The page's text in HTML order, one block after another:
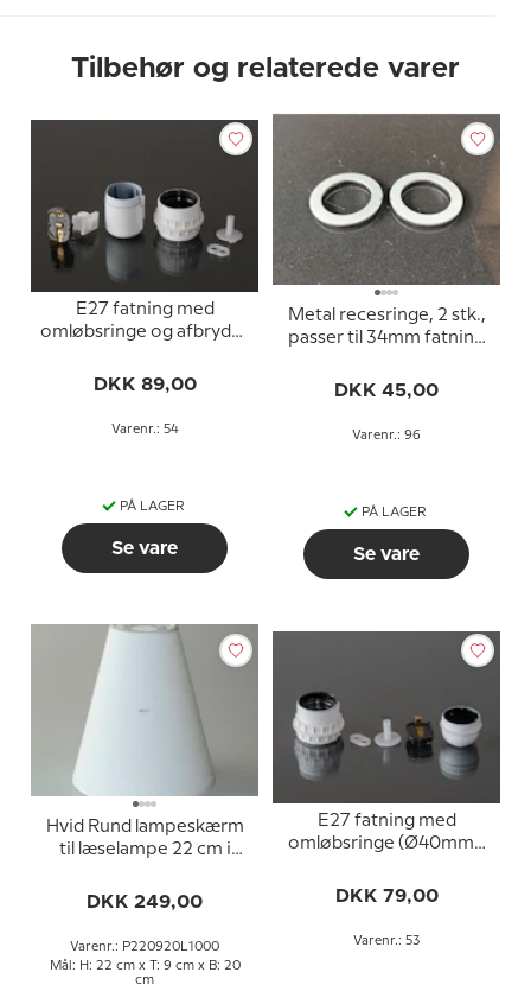
Tilbehør og relaterede varer
E27 fatning med
omløbsringe og afbryder
DKK 89,00
Varenr.: 54
PÅ LAGER
Se vare
Metal recesringe, 2 stk.,
passer til 34mm fatning
DKK 45,00
Varenr.: 96
PÅ LAGER
Se vare
Hvid Rund lampeskærm
til læselampe 22 cm i
med gevind og
DKK 249,00
Varenr.: P220920L1000
Mål: H: 22 cm x T: 9 cm x B: 20
cm
E27 fatning med
omløbsringe (Ø40mm),
DKK 79,00
Varenr.: 53